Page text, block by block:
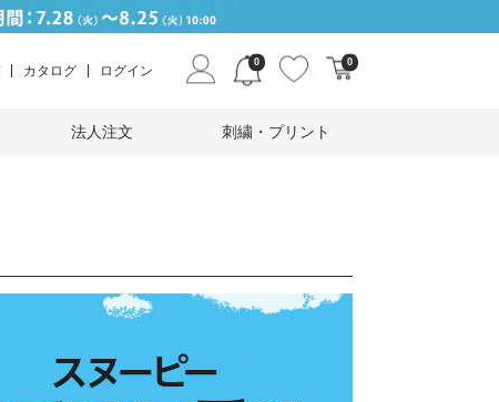
カタログ ログイン
0 0
法人注文 刺繍・プリント